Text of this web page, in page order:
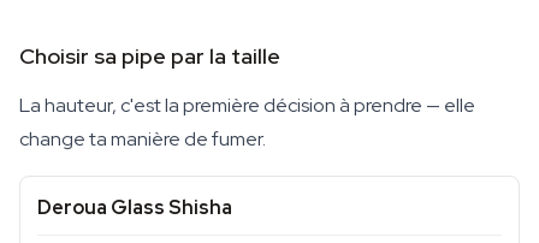
Choisir sa pipe par la taille
La hauteur, c'est la première décision à prendre — elle
change ta manière de fumer.
Deroua Glass Shisha